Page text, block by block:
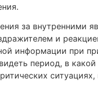
за внутренними
и
информации при
период, в